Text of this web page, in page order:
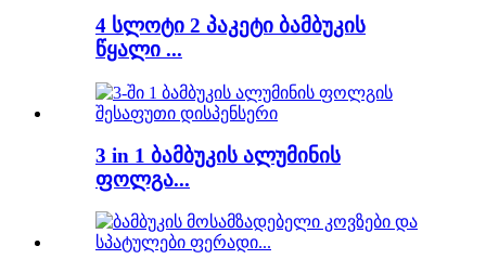
4 სლოტი 2 პაკეტი ბამბუკის
წყალი ...
3 in 1 ბამბუკის ალუმინის
ფოლგა...